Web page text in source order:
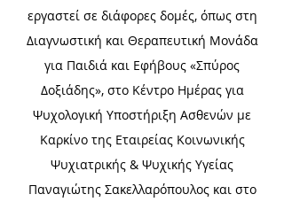
εργαστεί σε διάφορες δομές, όπως στη
Διαγνωστική και Θεραπευτική Μονάδα
για Παιδιά και Εφήβους «Σπύρος
Δοξιάδης», στο Κέντρο Ημέρας για
Ψυχολογική Υποστήριξη Ασθενών με
Καρκίνο της Εταιρείας Κοινωνικής
Ψυχιατρικής & Ψυχικής Υγείας
Παναγιώτης Σακελλαρόπουλος και στο